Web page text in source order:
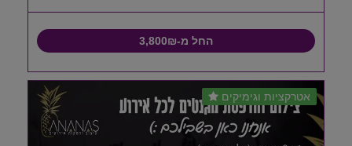
החל מ-3,800₪
אטרקציות וגימיקים